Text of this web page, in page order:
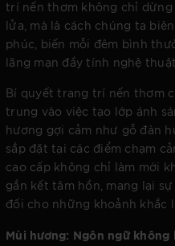
trí nến thơm không chỉ
lửa, mà là cách chúng ta
phúc, biến mỗi đêm bình
lãng mạn đầy tính nghệ thuật.
Bí quyết trang trí nến thơm
trung vào việc tạo lớp ánh
hương gợi cảm như gỗ đàn
sắp đặt tại các điểm chạm
cao cấp không chỉ làm mới
gắn kết tâm hồn, mang lại
đối cho những khoảnh khắc
Mùi hương: Ngôn ngữ không